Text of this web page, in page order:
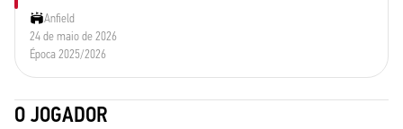
Anfield
24 de maio de 2026
Época 2025/2026
O JOGADOR